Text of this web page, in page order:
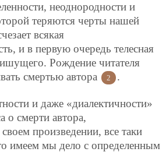
неоднородности и
теряются черты нашей
всякая
и в первую очередь телесная
Рождение читателя
смертью автора
2 .
и даже «диалектичности»
о смерти автора,
произведении, все таки
имеем мы дело с определенным